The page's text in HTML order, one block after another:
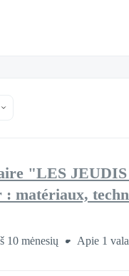
"LES
: matériaux,
10 mėnesių Apie 1